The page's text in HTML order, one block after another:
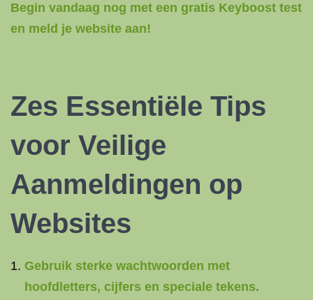
Begin vandaag nog met een gratis Keyboost test
en meld je website aan!
Zes Essentiële Tips
voor Veilige
Aanmeldingen op
Websites
Gebruik sterke wachtwoorden met
hoofdletters, cijfers en speciale tekens.